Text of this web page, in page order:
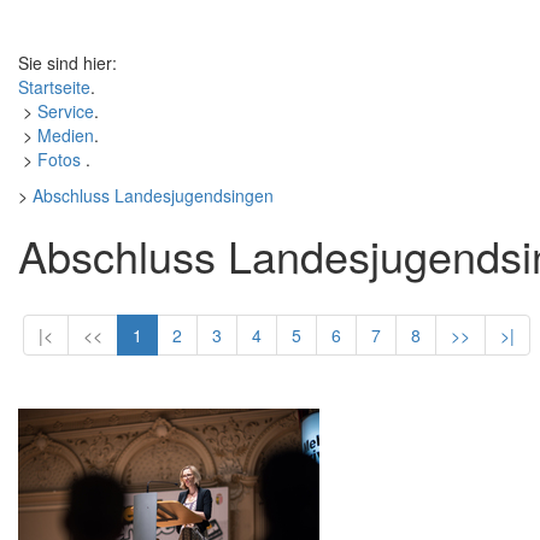
Sie sind hier:
Startseite.
> Service.
> Medien.
> Fotos .
> Abschluss Landesjugendsingen
Abschluss
|< << 1 2 3 4 5 6 7 8 >> >|